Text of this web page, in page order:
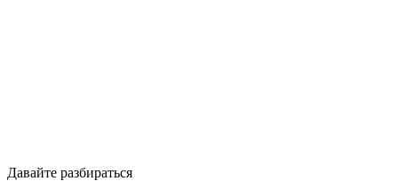
Давайте разбираться